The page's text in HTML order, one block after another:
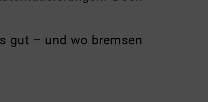
gut – und wo bremsen